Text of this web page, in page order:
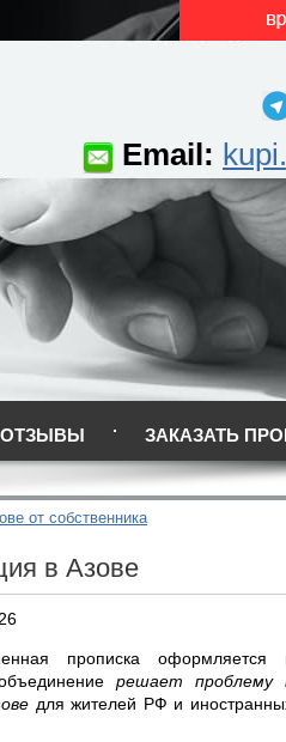
Email:
ОТЗЫВЫ ЗАКАЗАТЬ
от собственника
в Азове
прописка оформляется
решает проблему
для жителей РФ и